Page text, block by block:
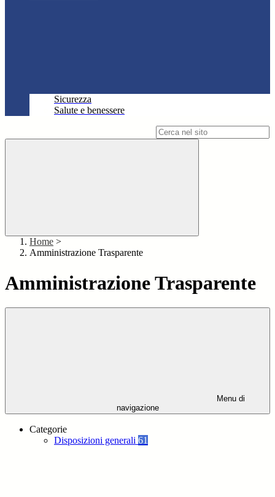
Sicurezza
Salute e benessere
Home >
Amministrazione Trasparente
Amministrazione Trasparente
Menu di
navigazione
Categorie
Disposizioni generali 61